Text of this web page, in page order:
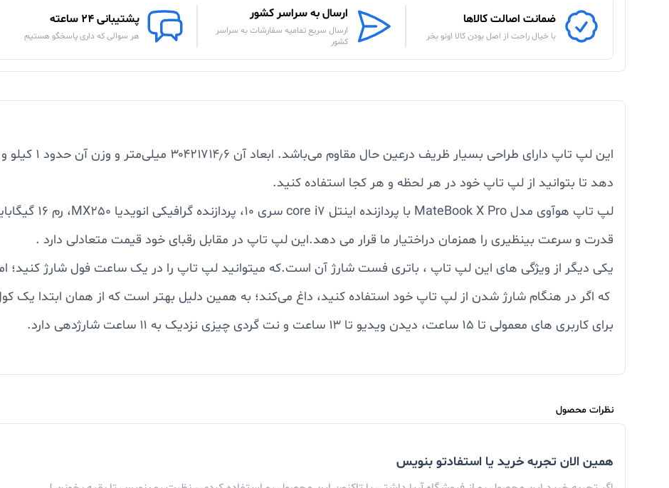
ضمانت اصالت کالاها
با خیال راحت از اصل بودن کالا اونو بخر
ارسال به سراسر کشور
ارسال سریع تمامیه سفارشات به سراسر
کشور
پشتیبانی 24 ساعته
هر سوالی که داری پاسخگو هستیم
دهد تا بتوانید از لپ تاپ خود در هر لحظه و هر کجا استفاده کنید.
قدرت و سرعت بینظیری را همزمان دراختیار ما قرار می دهد.این لپ تاپ در مقابل رقبای خود قیمت متعادلی دارد .
یکی دیگر از ویژگی های این لپ تاپ ، باتری فست شارژ آن است.که میتوانید لپ تاپ را در یک ساعت فول شارژ
که اگر در هنگام شارژ شدن از لپ تاپ خود استفاده کنید، داغ می‌کند؛ به همین دلیل بهتر است که از همان ابتدا یک
برای کاربری های معمولی تا ۱۵ ساعت، دیدن ویدیو تا ۱۳ ساعت و نت گردی چیزی نزدیک به ۱۱ ساعت شارژدهی دارد.
کیبورد می باشد، طوری که به رقابت با کمپانی‌هایی همچون اپل پرداخته است.
در هر کجا و هر زمان راحت کند.
نظرات محصول
همین الان تجربه خرید یا استفادتو بنویس